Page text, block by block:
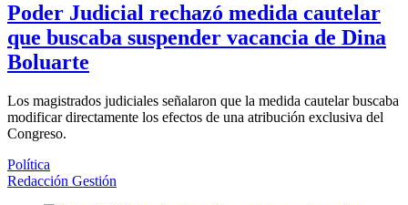
Poder Judicial rechazó medida cautelar
que buscaba suspender vacancia de Dina
Boluarte
Los magistrados judiciales señalaron que la medida cautelar buscaba
modificar directamente los efectos de una atribución exclusiva del
Congreso.
Política
Redacción Gestión